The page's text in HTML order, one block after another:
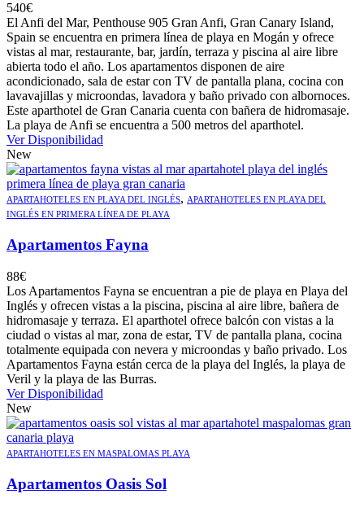
540€
El Anfi del Mar, Penthouse 905 Gran Anfi, Gran Canary Island,
Spain se encuentra en primera línea de playa en Mogán y ofrece
vistas al mar, restaurante, bar, jardín, terraza y piscina al aire libre
abierta todo el año. Los apartamentos disponen de aire
acondicionado, sala de estar con TV de pantalla plana, cocina con
lavavajillas y microondas, lavadora y baño privado con albornoces.
Este aparthotel de Gran Canaria cuenta con bañera de hidromasaje.
La playa de Anfi se encuentra a 500 metros del aparthotel.
Ver Disponibilidad
New
APARTAHOTELES EN PLAYA DEL INGLÉS, APARTAHOTELES EN PLAYA DEL
INGLÉS EN PRIMERA LÍNEA DE PLAYA
Apartamentos Fayna
88€
Los Apartamentos Fayna se encuentran a pie de playa en Playa del
Inglés y ofrecen vistas a la piscina, piscina al aire libre, bañera de
hidromasaje y terraza. El aparthotel ofrece balcón con vistas a la
ciudad o vistas al mar, zona de estar, TV de pantalla plana, cocina
totalmente equipada con nevera y microondas y baño privado. Los
Apartamentos Fayna están cerca de la playa del Inglés, la playa de
Veril y la playa de las Burras.
Ver Disponibilidad
New
APARTAHOTELES EN MASPALOMAS PLAYA
Apartamentos Oasis Sol